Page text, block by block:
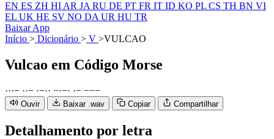
EN ES ZH HI AR JA RU DE PT FR IT ID KO PL CS TH BN VI
EL UK HE SV NO DA UR HU TR
Baixar App
Início > Dicionário > V >VULCAO
Vulcao em Código Morse
···− ··− ·−·· −·−· ·− −−−
Ouvir Baixar .wav Copiar Compartilhar
Detalhamento por letra